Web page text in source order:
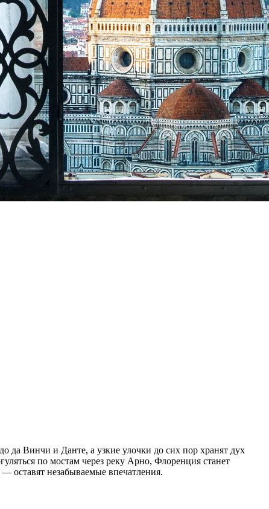
да Винчи и Данте, а узкие улочки до сих пор хранят дух
по мостам через реку Арно, Флоренция станет
оставят незабываемые впечатления.